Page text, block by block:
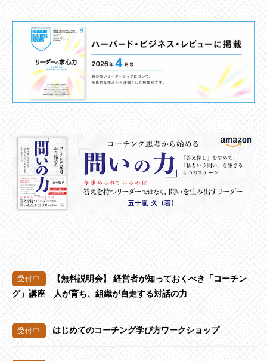
【無料説明会】 経営者が知っておくべき「コーチン
グ」講座 ─人が育ち、組織が自走する対話の力─
はじめてのコーチング学び方ワークショップ